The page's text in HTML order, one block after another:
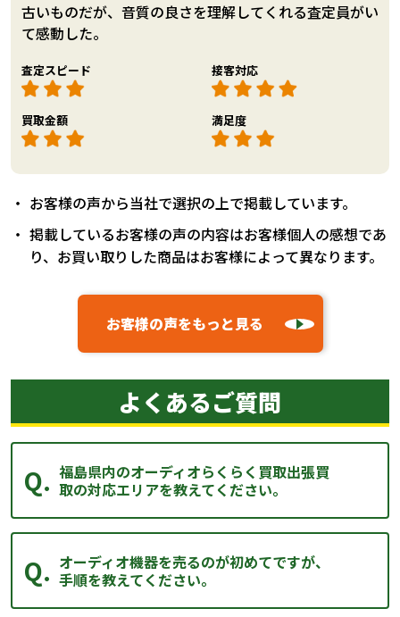
古いものだが、音質の良さを理解してくれる査定員がい
て感動した。
査定スピード 接客対応
買取金額 満足度
お客様の声から当社で選択の上で掲載しています。
掲載しているお客様の声の内容はお客様個人の感想であ
り、お買い取りした商品はお客様によって異なります。
お客様の声をもっと見る
よくあるご質問
福島県内のオーディオらくらく買取出張買
取の対応エリアを教えてください。
オーディオ機器を売るのが初めてですが、
手順を教えてください。